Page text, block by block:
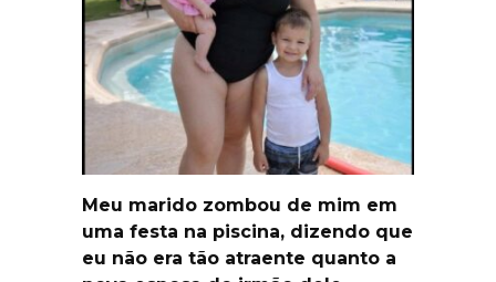
Meu marido zombou de mim em
uma festa na piscina, dizendo que
eu não era tão atraente quanto a